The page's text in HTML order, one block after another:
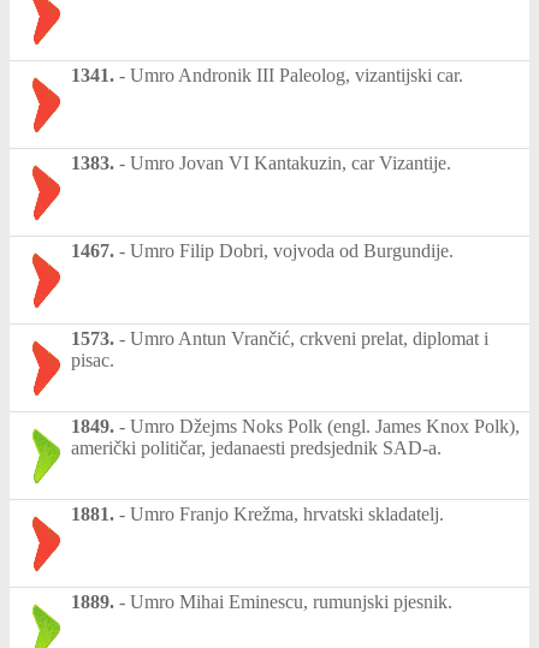
1341. - Umro Andronik III Paleolog, vizantijski car.
1383. - Umro Jovan VI Kantakuzin, car Vizantije.
1467. - Umro Filip Dobri, vojvoda od Burgundije.
1573. - Umro Antun Vrančić, crkveni prelat, diplomat i
pisac.
1849. - Umro Džejms Noks Polk (engl. James Knox Polk),
američki političar, jedanaesti predsjednik SAD-a.
1881. - Umro Franjo Krežma, hrvatski skladatelj.
1889. - Umro Mihai Eminescu, rumunjski pjesnik.